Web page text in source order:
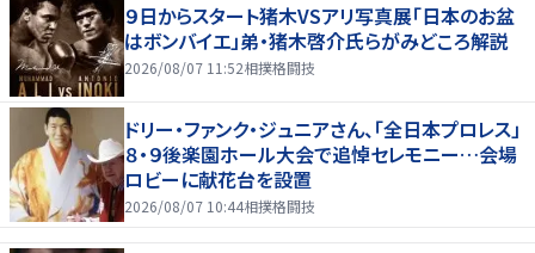
９日からスタート猪木VSアリ写真展「日本のお盆
はボンバイエ」弟・猪木啓介氏らがみどころ解説
2026/08/07 11:52相撲格闘技
ドリー・ファンク・ジュニアさん、「全日本プロレス」
８・９後楽園ホール大会で追悼セレモニー…会場
ロビーに献花台を設置
2026/08/07 10:44相撲格闘技